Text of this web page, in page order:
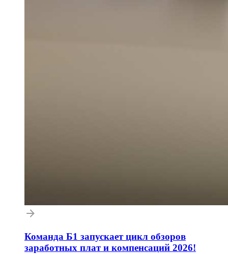
Команда Б1 запускает цикл обзоров
заработных плат и компенсаций 2026!